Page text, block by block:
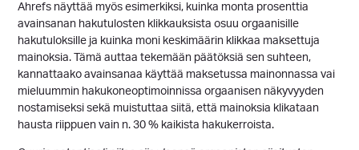
Ahrefs näyttää myös esimerkiksi, kuinka monta prosenttia
avainsanan hakutulosten klikkauksista osuu orgaanisille
hakutuloksille ja kuinka moni keskimäärin klikkaa maksettuja
mainoksia. Tämä auttaa tekemään päätöksiä sen suhteen,
kannattaako avainsanaa käyttää maksetussa mainonnassa vai
mieluummin hakukoneoptimoinnissa orgaanisen näkyvyyden
nostamiseksi sekä muistuttaa siitä, että mainoksia klikataan
hausta riippuen vain n. 30 % kaikista hakukerroista.